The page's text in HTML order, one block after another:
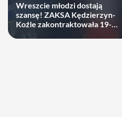
Wreszcie młodzi dostają
szansę! ZAKSA Kędzierzyn-
Koźle zakontraktowała 19-